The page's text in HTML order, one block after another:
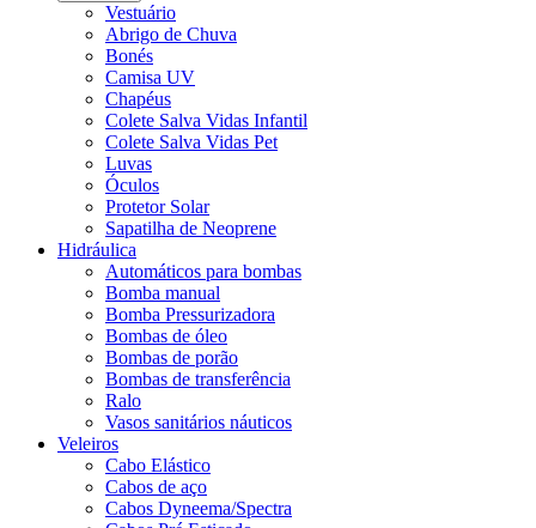
Vestuário
Abrigo de Chuva
Bonés
Camisa UV
Chapéus
Colete Salva Vidas Infantil
Colete Salva Vidas Pet
Luvas
Óculos
Protetor Solar
Sapatilha de Neoprene
Hidráulica
Automáticos para bombas
Bomba manual
Bomba Pressurizadora
Bombas de óleo
Bombas de porão
Bombas de transferência
Ralo
Vasos sanitários náuticos
Veleiros
Cabo Elástico
Cabos de aço
Cabos Dyneema/Spectra